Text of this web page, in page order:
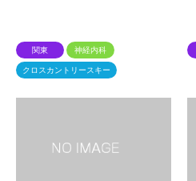
関東 神経内科
クロスカントリースキー